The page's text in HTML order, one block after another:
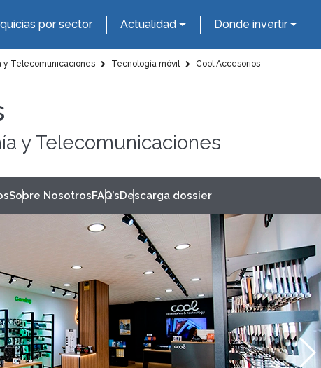
por sector Actualidad Donde invertir
y Telecomunicaciones Tecnología móvil Cool Accesorios
y Telecomunicaciones
Sobre NosotrosFAQ’sDescarga dossier